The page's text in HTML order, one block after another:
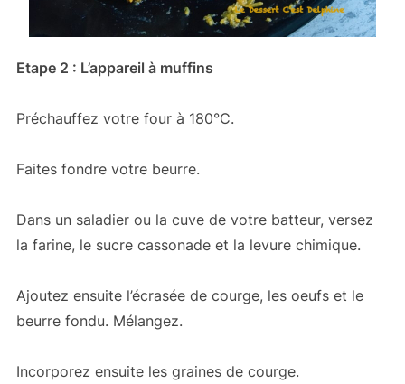
Etape 2 : L’appareil à muffins
Préchauffez votre four à 180°C.
Faites fondre votre beurre.
Dans un saladier ou la cuve de votre batteur, versez
la farine, le sucre cassonade et la levure chimique.
Ajoutez ensuite l’écrasée de courge, les oeufs et le
beurre fondu. Mélangez.
Incorporez ensuite les graines de courge.